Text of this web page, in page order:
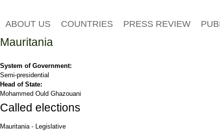
ABOUT US COUNTRIES PRESS REVIEW
Mauritania
System of Government:
Semi-presidential
Head of State:
Mohammed Ould Ghazouani
Called elections
Mauritania - Legislative